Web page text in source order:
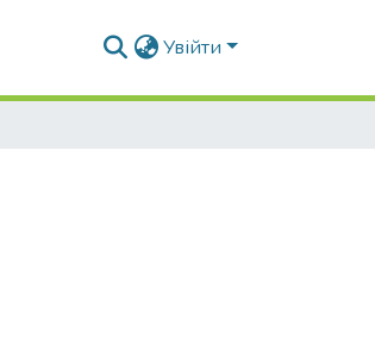
Увійти